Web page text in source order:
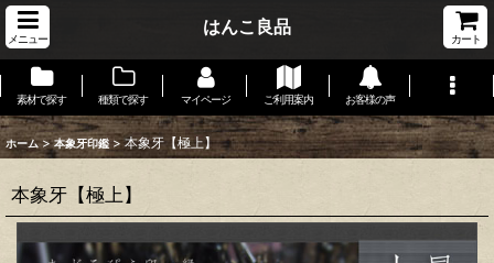
メニュー
はんこ良品
カート
素材で探す 種類で探す マイページ ご利用案内 お客様の声
ホーム > 本象牙印鑑 > 本象牙【極上】
本象牙【極上】